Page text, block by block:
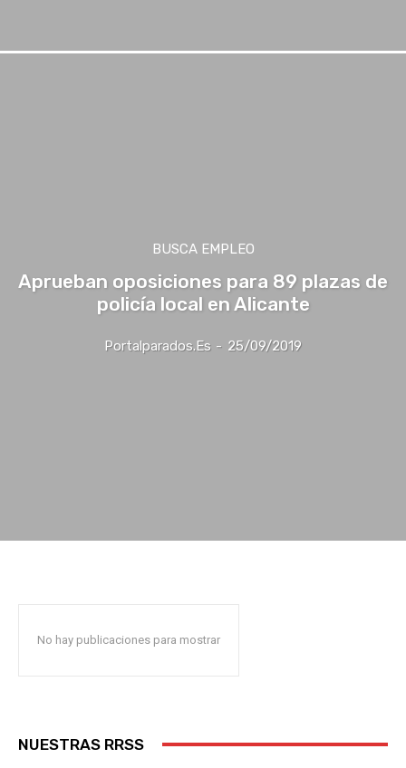
BUSCA EMPLEO
Aprueban oposiciones para 89 plazas de
policía local en Alicante
Portalparados.es - 25/09/2019
No hay publicaciones para mostrar
NUESTRAS RRSS